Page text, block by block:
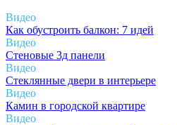
Видео
Как обустроить балкон: 7 идей
Видео
Стеновые 3д панели
Видео
Стеклянные двери в интерьере
Видео
Камин в городской квартире
Видео